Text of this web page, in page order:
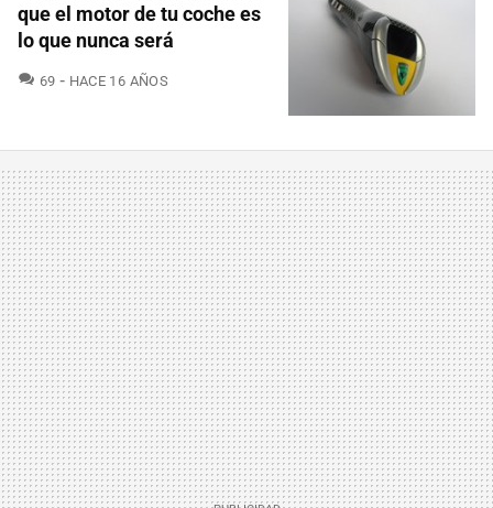
que el motor de tu coche es
lo que nunca será
69 COMENTARIOS
HACE 16 AÑOS